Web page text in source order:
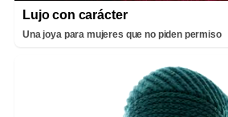
Lujo con carácter
Una joya para mujeres que no piden permiso